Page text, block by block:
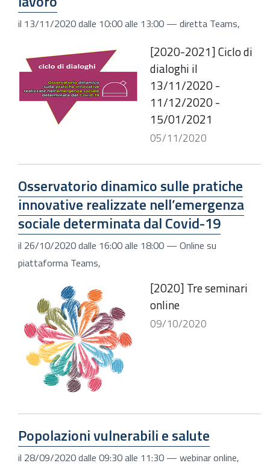
il 13/11/2020dalle 10:00alle 13:00 — diretta Teams,
[2020-2021] Ciclo di
dialoghi il
13/11/2020 -
11/12/2020 -
15/01/2021
05/11/2020
Osservatorio dinamico sulle pratiche
innovative realizzate nell’emergenza
sociale determinata dal Covid-19
il 26/10/2020dalle 16:00alle 18:00 — Online su
piattaforma Teams,
[2020] Tre seminari
online
09/10/2020
Popolazioni vulnerabili e salute
il 28/09/2020dalle 09:30alle 11:30 — webinar online,